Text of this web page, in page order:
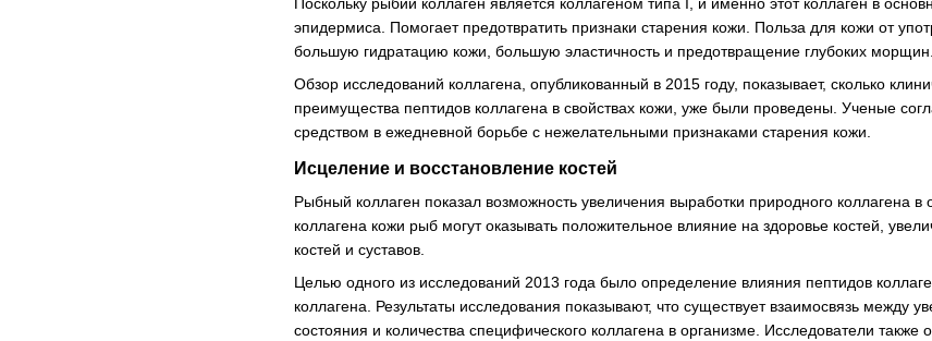
эпидермиса. Помогает предотвратить признаки старения кожи. Польза для кожи от
большую гидратацию кожи, большую эластичность и предотвращение глубоких морщин.
Обзор исследований коллагена, опубликованный в 2015 году, показывает, сколько
преимущества пептидов коллагена в свойствах кожи, уже были проведены. Ученые
средством в ежедневной борьбе с нежелательными признаками старения кожи.
Исцеление и восстановление костей
Рыбный коллаген показал возможность увеличения выработки природного коллагена
коллагена кожи рыб могут оказывать положительное влияние на здоровье костей,
костей и суставов.
Целью одного из исследований 2013 года было определение влияния пептидов
коллагена. Результаты исследования показывают, что существует взаимосвязь между
состояния и количества специфического коллагена в организме. Исследователи